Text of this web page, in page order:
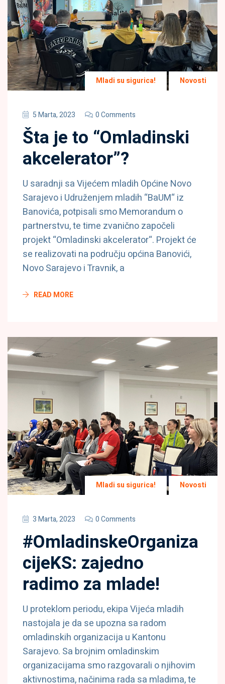
Mladi su sigurica! Novosti
5 Marta, 2023 0 Comments
Šta je to “Omladinski
akcelerator”?
U saradnji sa Vijećem mladih Općine Novo
Sarajevo i Udruženjem mladih “BaUM“ iz
Banovića, potpisali smo Memorandum o
partnerstvu, te time zvanično započeli
projekt “Omladinski akcelerator“. Projekt će
se realizovati na području općina Banovići,
Novo Sarajevo i Travnik, a
READ MORE
Mladi su sigurica! Novosti
3 Marta, 2023 0 Comments
#OmladinskeOrganiza
cijeKS: zajedno
radimo za mlade!
U proteklom periodu, ekipa Vijeća mladih
nastojala je da se upozna sa radom
omladinskih organizacija u Kantonu
Sarajevo. Sa brojnim omladinskim
organizacijama smo razgovarali o njihovim
aktivnostima, načinima rada sa mladima, te